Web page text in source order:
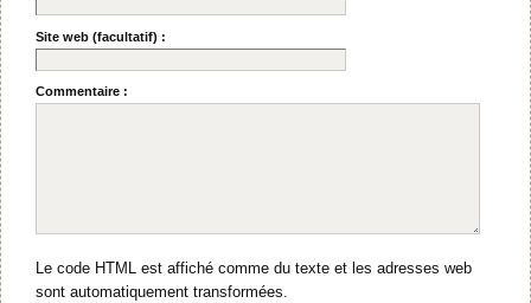
Site web (facultatif) :
Commentaire :
Le code HTML est affiché comme du texte et les adresses web
sont automatiquement transformées.